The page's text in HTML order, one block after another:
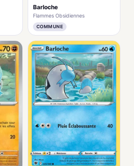
Barloche
Flammes Obsidiennes
COMMUNE